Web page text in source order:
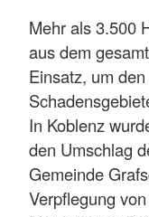
Mehr als 3.500
aus dem
Einsatz, um
In Koblenz
den Umschlag
Gemeinde
Verpflegung